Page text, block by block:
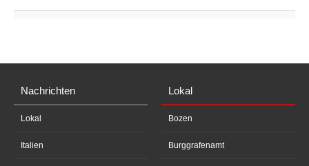
Nachrichten
Lokal
Italien
Lokal
Bozen
Burggrafenamt